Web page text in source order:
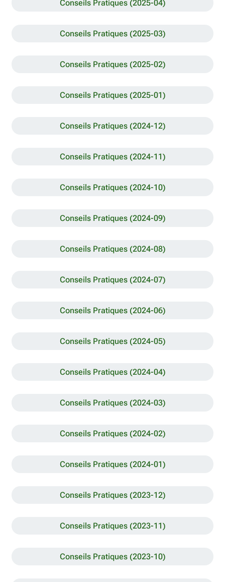
Conseils Pratiques (2025-04)
Conseils Pratiques (2025-03)
Conseils Pratiques (2025-02)
Conseils Pratiques (2025-01)
Conseils Pratiques (2024-12)
Conseils Pratiques (2024-11)
Conseils Pratiques (2024-10)
Conseils Pratiques (2024-09)
Conseils Pratiques (2024-08)
Conseils Pratiques (2024-07)
Conseils Pratiques (2024-06)
Conseils Pratiques (2024-05)
Conseils Pratiques (2024-04)
Conseils Pratiques (2024-03)
Conseils Pratiques (2024-02)
Conseils Pratiques (2024-01)
Conseils Pratiques (2023-12)
Conseils Pratiques (2023-11)
Conseils Pratiques (2023-10)